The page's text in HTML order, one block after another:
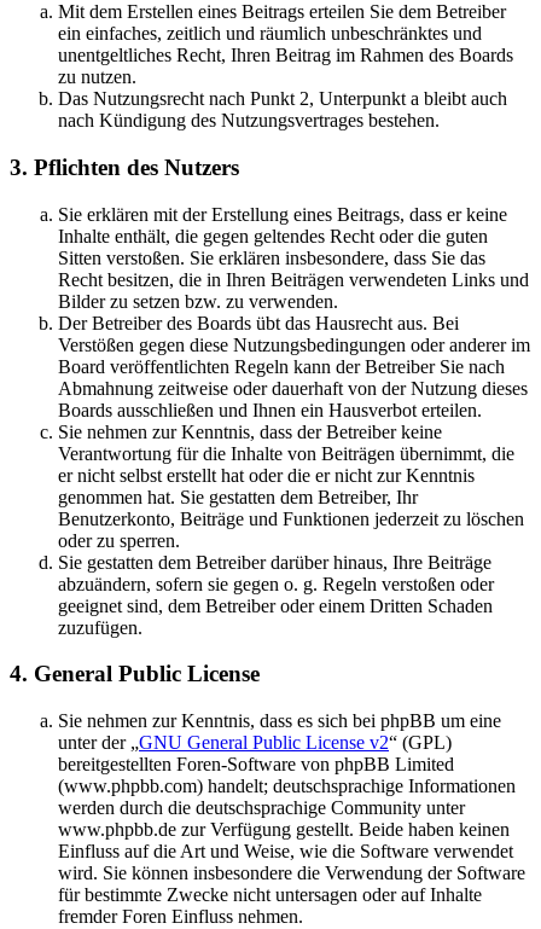
Mit dem Erstellen eines Beitrags erteilen Sie dem Betreiber
ein einfaches, zeitlich und räumlich unbeschränktes und
unentgeltliches Recht, Ihren Beitrag im Rahmen des Boards
zu nutzen.
Das Nutzungsrecht nach Punkt 2, Unterpunkt a bleibt auch
nach Kündigung des Nutzungsvertrages bestehen.
3. Pflichten des Nutzers
Sie erklären mit der Erstellung eines Beitrags, dass er keine
Inhalte enthält, die gegen geltendes Recht oder die guten
Sitten verstoßen. Sie erklären insbesondere, dass Sie das
Recht besitzen, die in Ihren Beiträgen verwendeten Links und
Bilder zu setzen bzw. zu verwenden.
Der Betreiber des Boards übt das Hausrecht aus. Bei
Verstößen gegen diese Nutzungsbedingungen oder anderer im
Board veröffentlichten Regeln kann der Betreiber Sie nach
Abmahnung zeitweise oder dauerhaft von der Nutzung dieses
Boards ausschließen und Ihnen ein Hausverbot erteilen.
Sie nehmen zur Kenntnis, dass der Betreiber keine
Verantwortung für die Inhalte von Beiträgen übernimmt, die
er nicht selbst erstellt hat oder die er nicht zur Kenntnis
genommen hat. Sie gestatten dem Betreiber, Ihr
Benutzerkonto, Beiträge und Funktionen jederzeit zu löschen
oder zu sperren.
Sie gestatten dem Betreiber darüber hinaus, Ihre Beiträge
abzuändern, sofern sie gegen o. g. Regeln verstoßen oder
geeignet sind, dem Betreiber oder einem Dritten Schaden
zuzufügen.
4. General Public License
Sie nehmen zur Kenntnis, dass es sich bei phpBB um eine
unter der „GNU General Public License v2“ (GPL)
bereitgestellten Foren-Software von phpBB Limited
(www.phpbb.com) handelt; deutschsprachige Informationen
werden durch die deutschsprachige Community unter
www.phpbb.de zur Verfügung gestellt. Beide haben keinen
Einfluss auf die Art und Weise, wie die Software verwendet
wird. Sie können insbesondere die Verwendung der Software
für bestimmte Zwecke nicht untersagen oder auf Inhalte
fremder Foren Einfluss nehmen.